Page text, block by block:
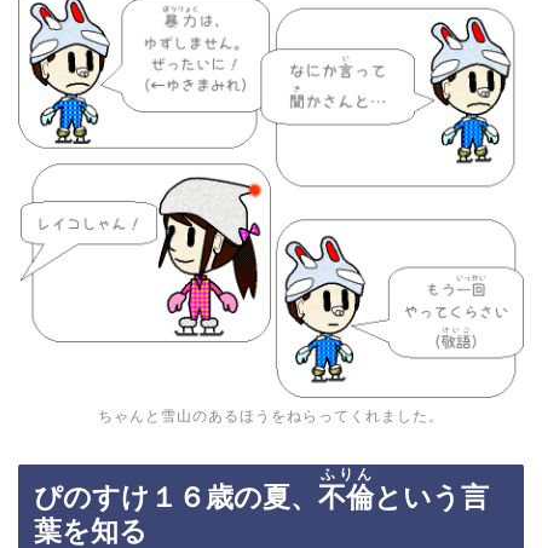
ちゃんと雪山のあるほうをねらってくれました。
ぴのすけ１６歳の夏、 不倫
ふりん
という言
葉を知る